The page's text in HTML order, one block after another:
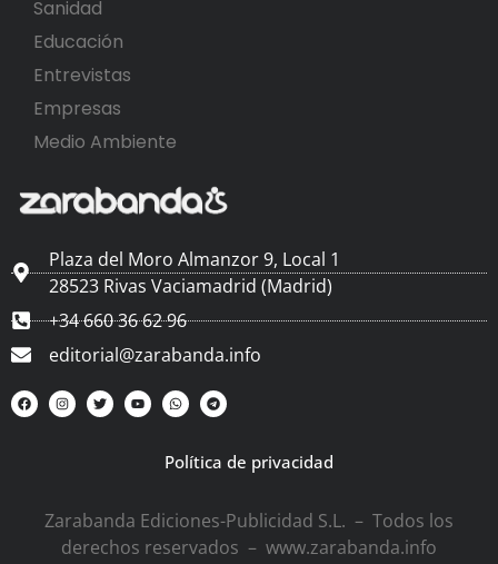
Sanidad
Educación
Entrevistas
Empresas
Medio Ambiente
Plaza del Moro Almanzor 9, Local 1
28523 Rivas Vaciamadrid (Madrid)
+34 660 36 62 96
editorial@zarabanda.info
Política de privacidad
Zarabanda Ediciones-Publicidad S.L. – Todos los
derechos reservados – www.zarabanda.info